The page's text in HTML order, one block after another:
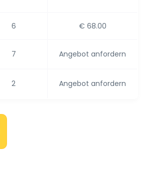
6 € 68.00
7 Angebot anfordern
2 Angebot anfordern